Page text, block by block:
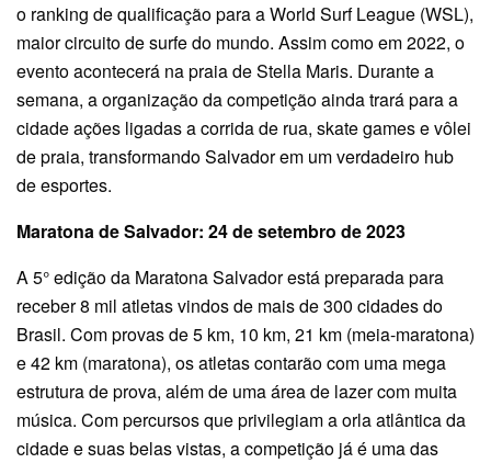
o ranking de qualificação para a World Surf League (WSL),
maior circuito de surfe do mundo. Assim como em 2022, o
evento acontecerá na praia de Stella Maris. Durante a
semana, a organização da competição ainda trará para a
cidade ações ligadas a corrida de rua, skate games e vôlei
de praia, transformando Salvador em um verdadeiro hub
de esportes.
Maratona de Salvador: 24 de setembro de 2023
A 5° edição da Maratona Salvador está preparada para
receber 8 mil atletas vindos de mais de 300 cidades do
Brasil. Com provas de 5 km, 10 km, 21 km (meia-maratona)
e 42 km (maratona), os atletas contarão com uma mega
estrutura de prova, além de uma área de lazer com muita
música. Com percursos que privilegiam a orla atlântica da
cidade e suas belas vistas, a competição já é uma das